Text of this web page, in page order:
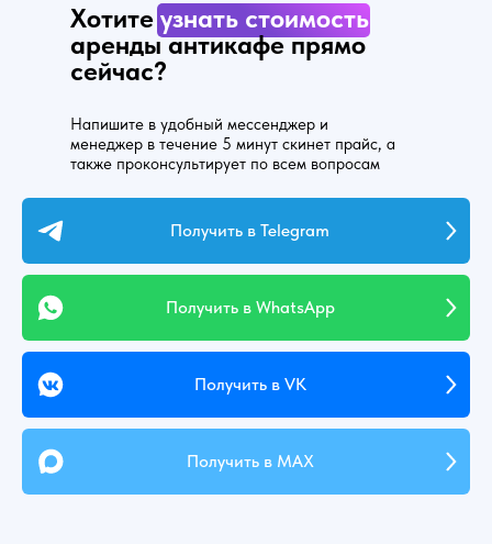
Напишите в удобный мессенджер и
менеджер в течение 5 минут скинет прайс, а
также проконсультирует по всем вопросам
Хотитеузнать стоимость
аренды антикафе прямо
сейчас?
Получить в Telegram
Получить в WhatsApp
Получить в VK
Получить в MAX